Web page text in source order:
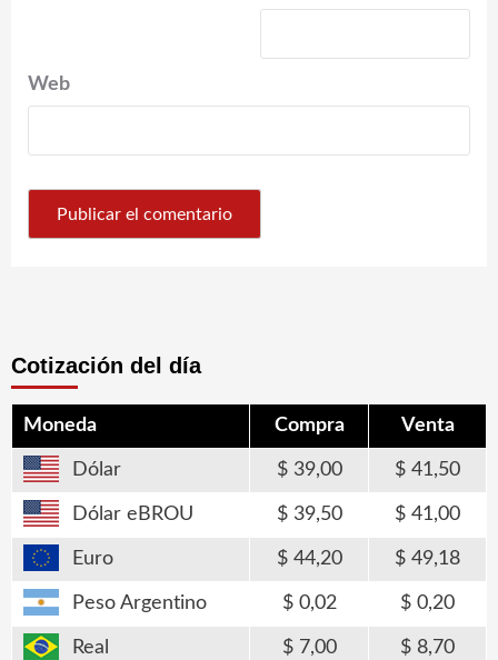
Web
Cotización del día
Moneda Compra Venta
Dólar 39,00 41,50
Dólar eBROU 39,50 41,00
Euro 44,20 49,18
Peso Argentino 0,02 0,20
Real 7,00 8,70